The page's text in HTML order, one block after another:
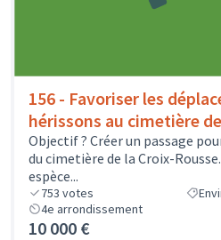
156 - Favoriser les
hérissons au cimetière
Objectif ? Créer un passage
du cimetière de la Croix-
espèce...
753 votes
4e arrondissement
10 000 €